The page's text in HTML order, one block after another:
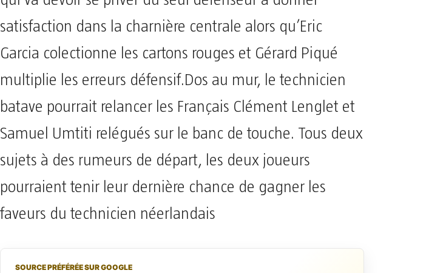
satisfaction dans la charnière centrale alors qu’Eric
Garcia colectionne les cartons rouges et Gérard Piqué
multiplie les erreurs défensif.Dos au mur, le technicien
batave pourrait relancer les Français Clément Lenglet et
Samuel Umtiti relégués sur le banc de touche. Tous deux
sujets à des rumeurs de départ, les deux joueurs
pourraient tenir leur dernière chance de gagner les
faveurs du technicien néerlandais
SOURCE PRÉFÉRÉE SUR GOOGLE